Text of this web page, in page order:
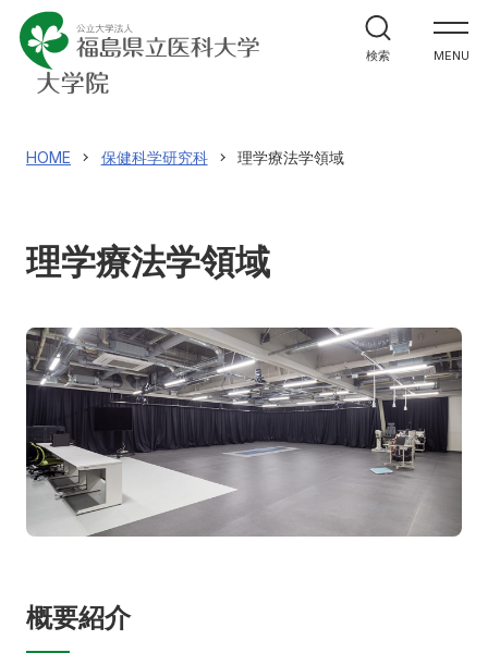
MENU
医学研究科
看護学研究科
保健科学研究科
対象者別
地域の方へ 来院の方（診療）へ
入学希望の方へ
教職員募集（採用情報）
検索
HOME 保健科学研究科 理学療法学領域
理学療法学領域
概要紹介